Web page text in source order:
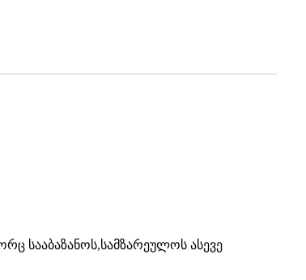
სააბაზანოს,სამზარეულოს ასევე